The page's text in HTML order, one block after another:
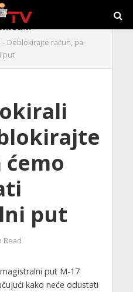
Deblokirajte račun, pa
put
ćemo
put
Read
put M-17
kako neće odustati